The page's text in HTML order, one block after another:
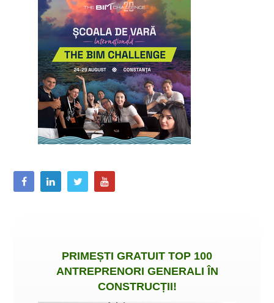
PRIMEȘTI GRATUIT TOP 100
ANTREPRENORI GENERALI ÎN
CONSTRUCȚII!